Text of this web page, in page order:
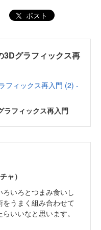
ポスト
グラフィックス再
フィックス再入門 (2) -
フィックス再入門
ャ）
いろとつまみ食いし
うまく組み合わせて
いいなと思います。